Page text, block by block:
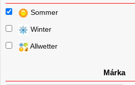
Sommer
Winter
Allwetter
Márka